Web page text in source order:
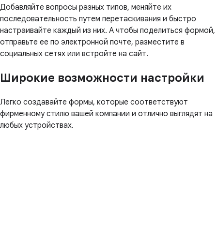
Добавляйте вопросы разных типов, меняйте их
последовательность путем перетаскивания и быстро
настраивайте каждый из них. А чтобы поделиться формой,
отправьте ее по электронной почте, разместите в
социальных сетях или встройте на сайт.
Широкие возможности настройки
Легко создавайте формы, которые соответствуют
фирменному стилю вашей компании и отлично выглядят на
любых устройствах.